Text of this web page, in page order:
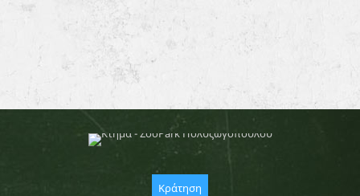
Κράτηση